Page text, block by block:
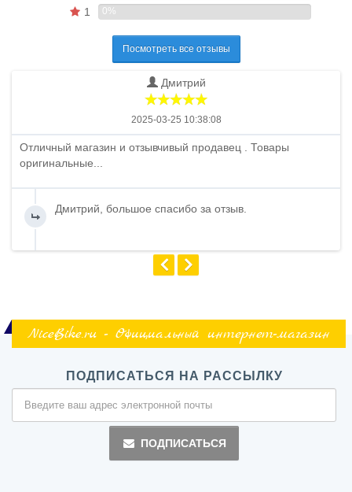
1 0%
Посмотреть все отзывы
Дмитрий
2025-03-25 10:38:08
Отличный магазин и отзывчивый продавец . Товары
оригинальные...
Дмитрий, большое спасибо за отзыв.
NiceBike.ru - Официальный интернет-магазин
ПОДПИСАТЬСЯ НА РАССЫЛКУ
ПОДПИСАТЬСЯ